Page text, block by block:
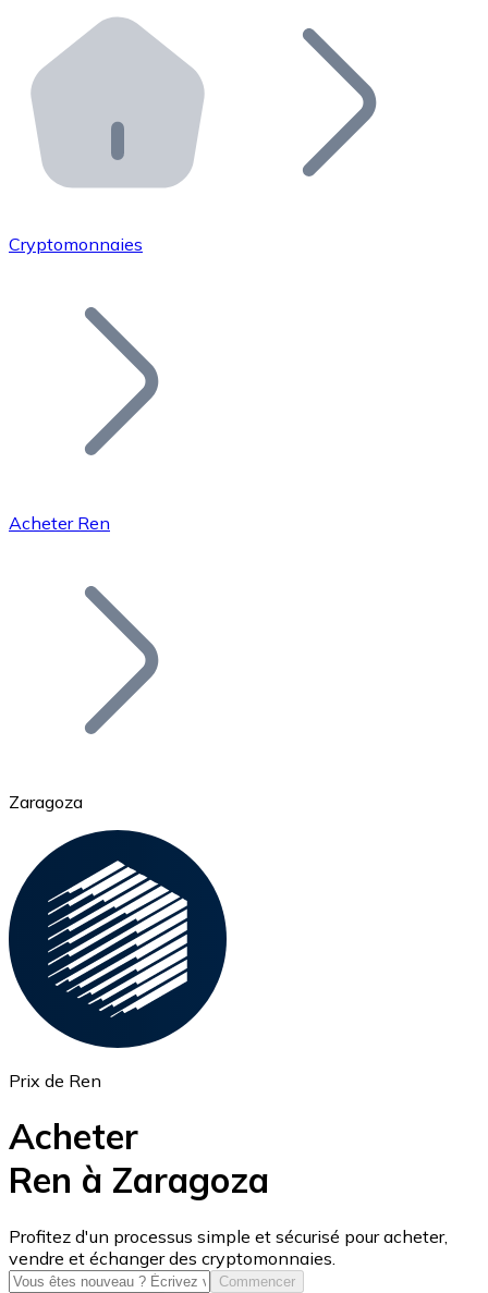
Distributeurs automatiques Bitnovo
Intégrez un ATM Bitnovo dans votre entreprise et
API Bitnovo
Intégrez notre API dans votre écosystème.
Rejoignez notre réseau de distributeurs et
Ajoutez le token de votre projet à notre service
Bitcoin
Ethereum
ETH
USD Coin
USDC
Cryptomonnaies
Acheter Ren
Zaragoza
Prix de Ren
Acheter
Ren à Zaragoza
Profitez d'un processus simple et sécurisé pour acheter,
vendre et échanger des cryptomonnaies.
Commencer